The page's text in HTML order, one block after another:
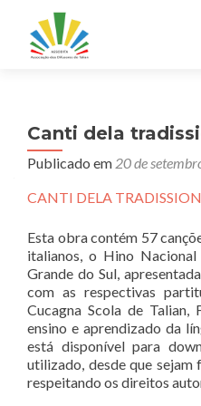
Canti dela
Publicado em 20 de
CANTI DELA
Esta obra contém 57
italianos, o Hino
Grande do Sul,
com as respectivas
Cucagna Scola de
ensino e aprendizado da
está disponível para
utilizado, desde que sejam
respeitando os direitos